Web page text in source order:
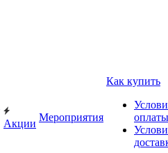
Акции
Мероприятия
Как купить
оплаты